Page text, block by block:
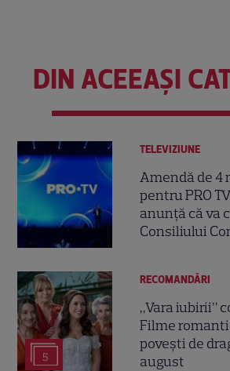
DIN ACEEAȘI
TELEVIZIUNE
Amendă de 4
pentru PRO
anunță că va
Consiliului
5
RECOMANDĂRI
„Vara iubirii”
Filme
povești de
august